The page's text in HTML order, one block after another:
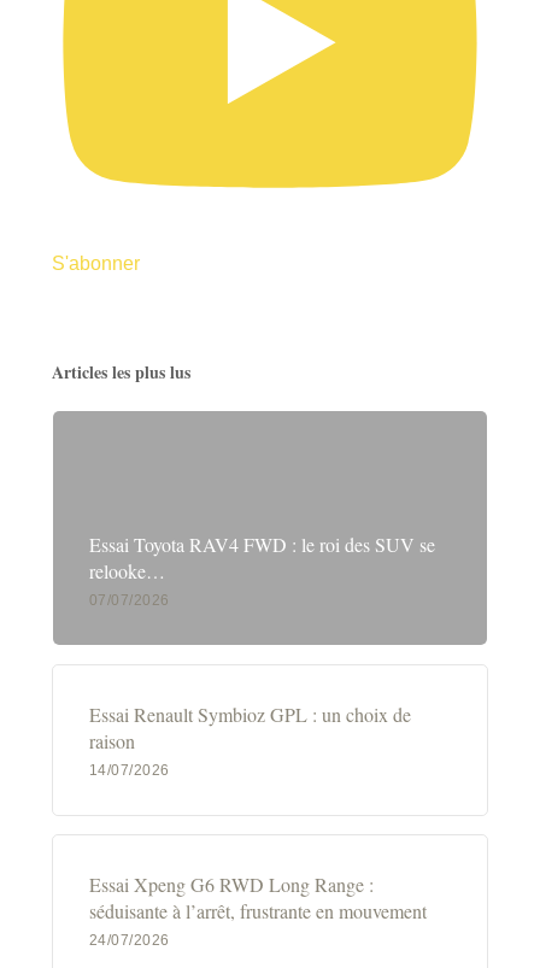
S'abonner
Articles les plus lus
Essai Toyota RAV4 FWD : le roi des SUV se
relooke…
07/07/2026
Essai Renault Symbioz GPL : un choix de
raison
14/07/2026
Essai Xpeng G6 RWD Long Range :
séduisante à l’arrêt, frustrante en mouvement
24/07/2026